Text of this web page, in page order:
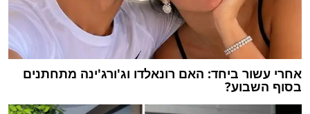
אחרי עשור ביחד: האם רונאלדו וג'ורג'ינה מתחתנים
בסוף השבוע?